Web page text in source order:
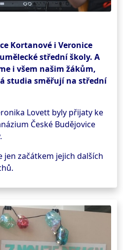
Kortanové i Veronice
střední školy. A
i všem našim žákům,
studia směřují na střední
Lovett byly přijaty ke
České Budějovice
začátkem jejich dalších